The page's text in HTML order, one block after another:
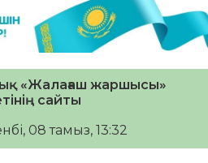
«Жалағаш жаршысы»
сайты
08 тамыз, 13:32